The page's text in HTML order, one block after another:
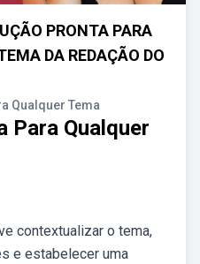
PRONTA PARA
DA REDAÇÃO DO
Qualquer Tema
Para Qualquer
contextualizar o tema,
e estabelecer uma